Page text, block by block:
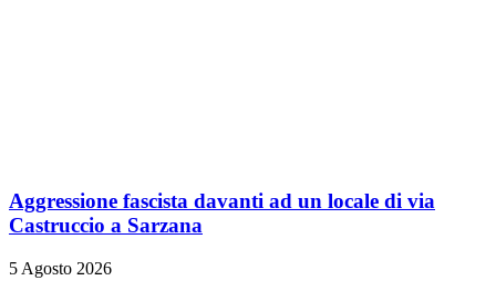
Aggressione fascista davanti ad un locale di via
Castruccio a Sarzana
5 Agosto 2026